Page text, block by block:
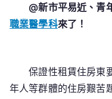
@新市平易近、青
職業醫學科來了！
保證性租賃住房東要
年人等群體的住房艱苦